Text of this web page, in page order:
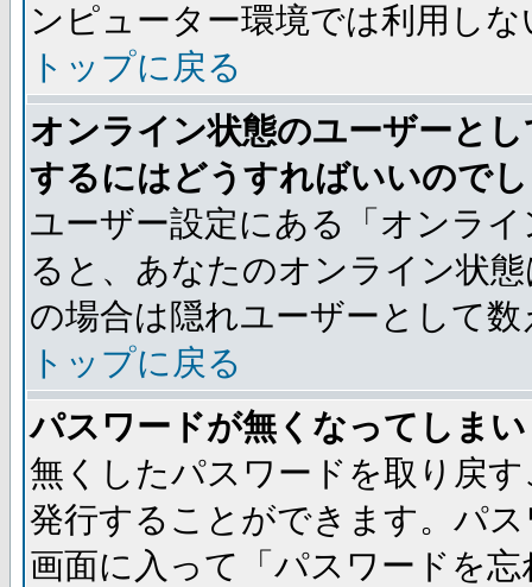
ンピューター環境では利用し
トップに戻る
オンライン状態のユーザーと
するにはどうすればいいので
ユーザー設定にある「オンラ
ると、あなたのオンライン状
の場合は隠れユーザーとして
トップに戻る
パスワードが無くなってしま
無くしたパスワードを取り戻
発行することができます。パ
画面に入って「パスワードを